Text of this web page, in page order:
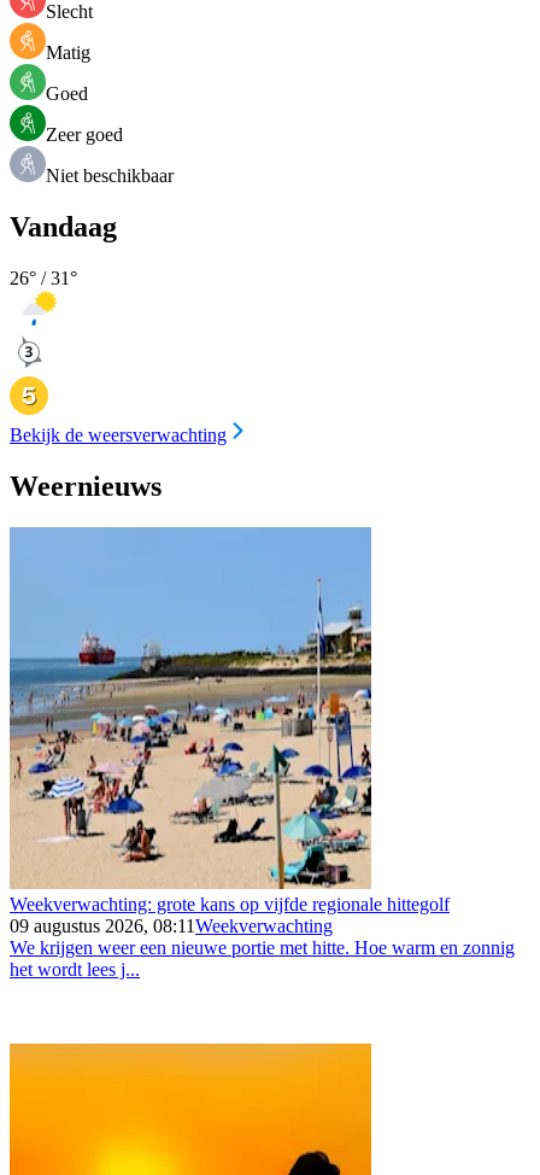
Slecht
Matig
Goed
Zeer goed
Niet beschikbaar
Vandaag
26° /31°
Bekijk de weersverwachting
Weernieuws
Weekverwachting: grote kans op vijfde regionale hittegolf
09 augustus 2026, 08:11Weekverwachting
We krijgen weer een nieuwe portie met hitte. Hoe warm en zonnig
het wordt lees j...